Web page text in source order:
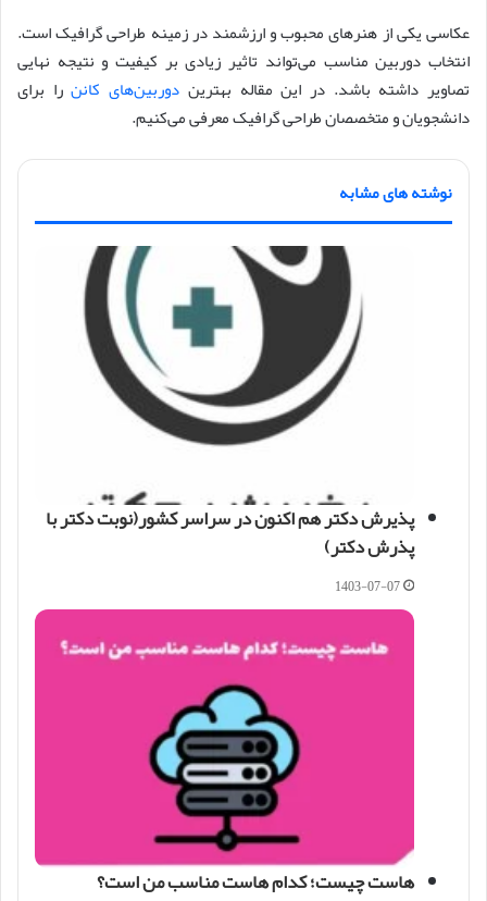
عکاسی یکی از هنرهای محبوب و ارزشمند در زمینه طراحی گرافیک است.
انتخاب دوربین مناسب می‌تواند تاثیر زیادی بر کیفیت و نتیجه نهایی
تصاویر داشته باشد. در این مقاله بهترین دوربین‌های کاننرا برای
دانشجویان و متخصصان طراحی گرافیک معرفی می‌کنیم.
نوشته های مشابه
پذیرش دکتر هم اکنون در سراسر کشور(نوبت دکتر با
پذرش دکتر)
1403-07-07
هاست چیست؛ کدام هاست مناسب من است؟